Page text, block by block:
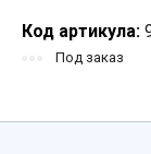
Код артикула:
Под заказ